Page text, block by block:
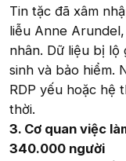
Tin tặc đã xâm
liễu Anne
nhân. Dữ liệu bị lộ
sinh và bảo hiểm.
RDP yếu hoặc hệ
thời.
3. Cơ quan việc
340.000 người